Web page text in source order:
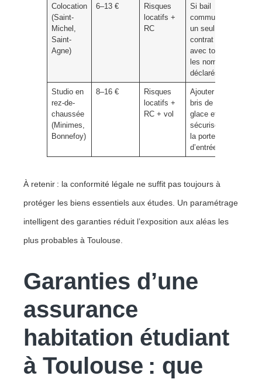
Colocation
(Saint-
Michel,
Saint-
Agne)
6–13 €
Risques
locatifs +
RC
Si bail
commun :
un seul
contrat
avec tous
les noms
déclarés.
Studio en
rez-de-
chaussée
(Minimes,
Bonnefoy)
8–16 €
Risques
locatifs +
RC + vol
Ajouter
bris de
glace et
sécuriser
la porte
d’entrée.
À retenir : la conformité légale ne suffit pas toujours à
protéger les biens essentiels aux études. Un paramétrage
intelligent des garanties réduit l’exposition aux aléas les
plus probables à Toulouse.
Garanties d’une
assurance
habitation étudiant
à Toulouse : que